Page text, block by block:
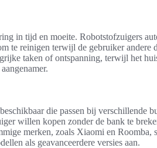
in tijd en moeite. Robotstofzuigers
te reinigen terwijl de gebruiker andere
taken of ontspanning, terwijl het
die passen bij verschillende
willen kopen zonder de bank te
merken, zoals Xiaomi en Roomba,
als geavanceerdere versies aan.